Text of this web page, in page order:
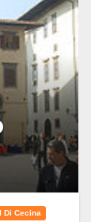
Di Cecina